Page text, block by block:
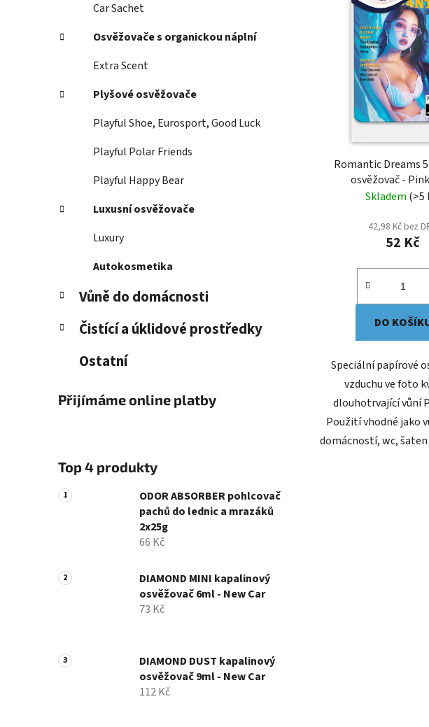
Car Sachet
Osvěžovače s organickou náplní
Extra Scent
Plyšové osvěžovače
Playful Shoe, Eurosport, Good Luck
Playful Polar Friends
Playful Happy Bear
Luxusní osvěžovače
Luxury
Autokosmetika
Vůně do domácnosti
Čistící a úklidové prostředky
Ostatní
Přijímáme online platby
Top 4 produkty
ODOR ABSORBER pohlcovač
pachů do lednic a mrazáků
2x25g
66 Kč
DIAMOND MINI kapalinový
osvěžovač 6ml - New Car
73 Kč
DIAMOND DUST kapalinový
osvěžovač 9ml - New Car
112 Kč
Romantic Dreams
osvěžovač -
Skladem (>5
42,98 Kč bez
52 Kč
DO
Speciální papírové
vzduchu ve foto
dlouhotrvající vůní
Použití vhodné jako
domácností, wc,